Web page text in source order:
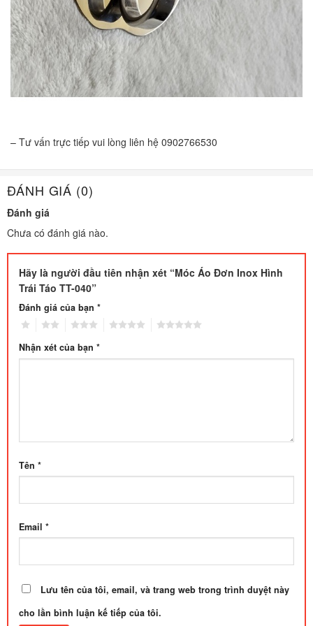
– Tư vấn trực tiếp vui lòng liên hệ 0902766530
ĐÁNH GIÁ (0)
Đánh giá
Chưa có đánh giá nào.
Hãy là người đầu tiên nhận xét “Móc Áo Đơn Inox Hình
Trái Táo TT-040”
Đánh giá của bạn *
Nhận xét của bạn *
Tên *
Email *
Lưu tên của tôi, email, và trang web trong trình duyệt này
cho lần bình luận kế tiếp của tôi.